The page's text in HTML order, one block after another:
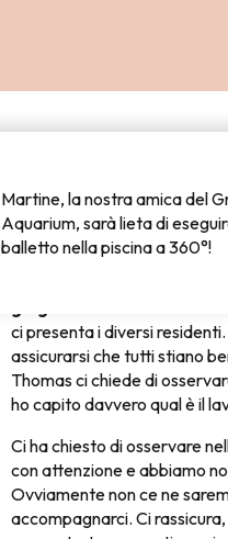
Martine, la nostra amica del
Aquarium, sarà lieta di
balletto nella piscina a 360°!
IL PALCO PRINCIPALE
Torniamo al palco
Grande Acquario. Uno
Dove svolazzano
ci presenta i diversi
assicurarsi che tutti stiano
Thomas ci chiede di
ho capito davvero qual è il
Ci ha chiesto di osservare
con attenzione e abbiamo
Ovviamente non ce ne
accompagnarci. Ci